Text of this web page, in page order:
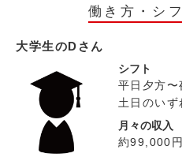
働き方・シ
大学生のDさん
シフト
平日夕方〜
土日のい
月々の収入
約99,000円